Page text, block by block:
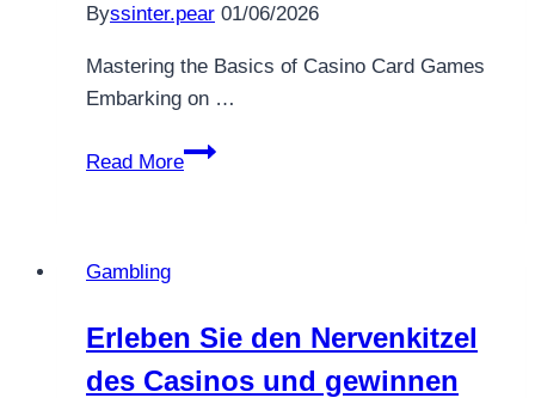
Byssinter.pear 01/06/2026
Mastering the Basics of Casino Card Games
Embarking on …
Read More
Build
strategy
for
Gambling
Erleben Sie den Nervenkitzel
des Casinos und gewinnen